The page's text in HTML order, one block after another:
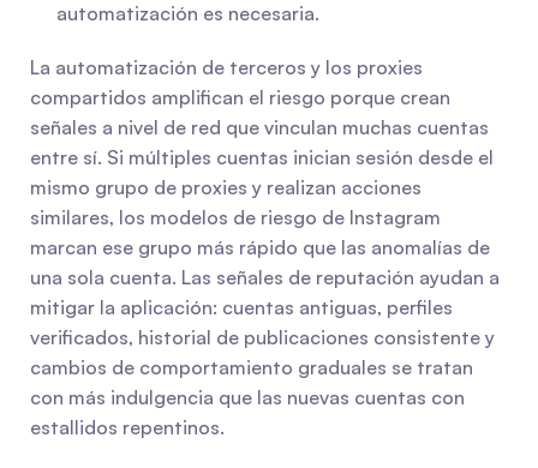
automatización es necesaria.
La automatización de terceros y los proxies
compartidos amplifican el riesgo porque crean
señales a nivel de red que vinculan muchas cuentas
entre sí. Si múltiples cuentas inician sesión desde el
mismo grupo de proxies y realizan acciones
similares, los modelos de riesgo de Instagram
marcan ese grupo más rápido que las anomalías de
una sola cuenta. Las señales de reputación ayudan a
mitigar la aplicación: cuentas antiguas, perfiles
verificados, historial de publicaciones consistente y
cambios de comportamiento graduales se tratan
con más indulgencia que las nuevas cuentas con
estallidos repentinos.